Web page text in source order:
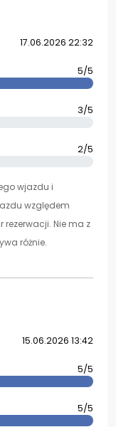
17.06.2026 22:32
5/5
3/5
2/5
wjazdu i
względem
Nie ma z
różnie.
15.06.2026 13:42
5/5
5/5